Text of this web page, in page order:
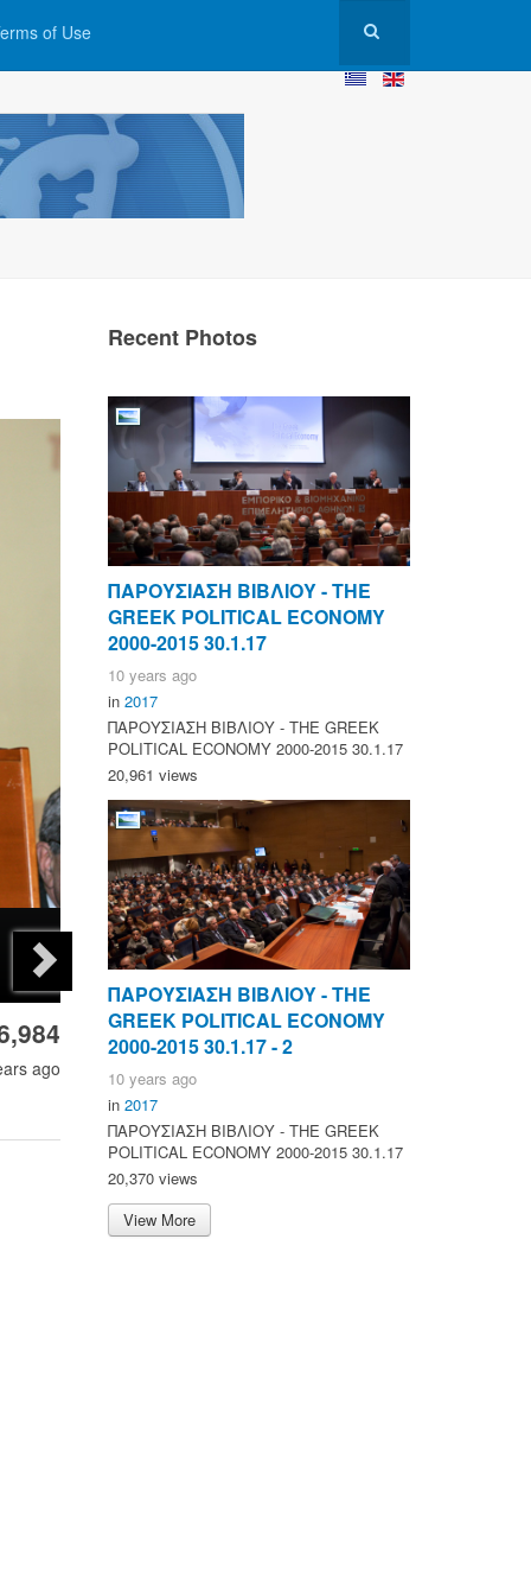
of Use
ago
Recent Photos
ΠΑΡΟΥΣΙΑΣΗ ΒΙΒΛΙΟΥ - ΤΗΕ
GREEK POLITICAL ECONOMY
2000-2015 30.1.17
10 years ago
in 2017
ΠΑΡΟΥΣΙΑΣΗ ΒΙΒΛΙΟΥ - ΤΗΕ GREEK
POLITICAL ECONOMY 2000-2015 30.1.17
20,961 views
ΠΑΡΟΥΣΙΑΣΗ ΒΙΒΛΙΟΥ - ΤΗΕ
GREEK POLITICAL ECONOMY
2000-2015 30.1.17 - 2
10 years ago
in 2017
ΠΑΡΟΥΣΙΑΣΗ ΒΙΒΛΙΟΥ - ΤΗΕ GREEK
POLITICAL ECONOMY 2000-2015 30.1.17
20,370 views
View More